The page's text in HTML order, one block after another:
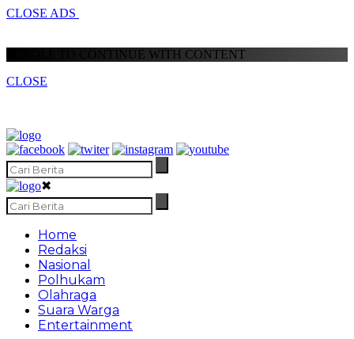
CLOSE ADS
SCROLL TO CONTINUE WITH CONTENT
CLOSE
✖
Home
Redaksi
Nasional
Polhukam
Olahraga
Suara Warga
Entertainment